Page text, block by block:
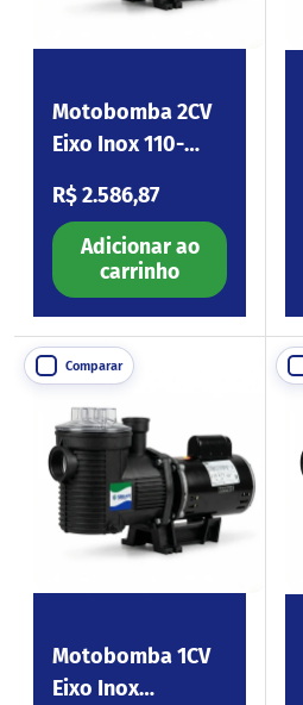
Motobomba 2CV
Eixo Inox 110-
Preço normal
R$ 2.586,87
Adicionar ao
carrinho
Comparar
Motobomba 1CV
Eixo Inox